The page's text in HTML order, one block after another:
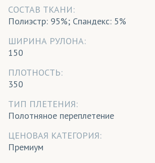
CОСТАВ ТКАНИ:
Полиэстр: 95%; Спандекс: 5%
ШИРИНА РУЛОНА:
150
ПЛОТНОСТЬ:
350
ТИП ПЛЕТЕНИЯ:
Полотняное переплетение
ЦЕНОВАЯ КАТЕГОРИЯ:
Премиум